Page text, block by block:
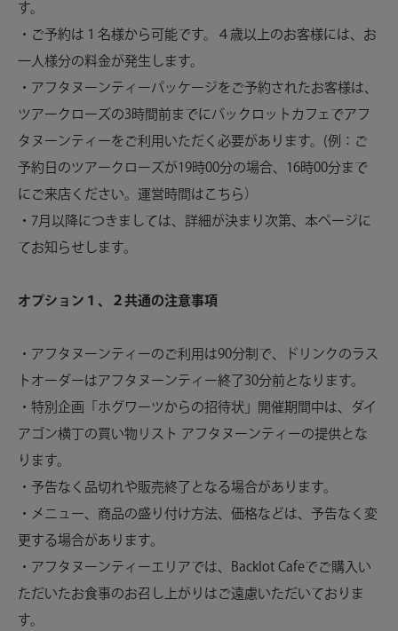
す。
・ご予約は１名様から可能です。４歳以上のお客様には、お
一人様分の料金が発生します。
・アフタヌーンティーパッケージをご予約されたお客様は、
ツアークローズの3時間前までにバックロットカフェでアフ
タヌーンティーをご利用いただく必要があります。(例：ご
予約日のツアークローズが19時00分の場合、16時00分まで
にご来店ください。運営時間はこちら）
・ 7月以降につきましては、詳細が決まり次第、本ページに
てお知らせします。
オプション１、２共通の注意事項
・アフタヌーンティーのご利用は90分制で、ドリンクのラス
トオーダーはアフタヌーンティー終了30分前となります。
・特別企画「ホグワーツからの招待状」開催期間中は、ダイ
アゴン横丁の買い物リスト アフタヌーンティーの提供とな
ります。
・予告なく品切れや販売終了となる場合があります。
・メニュー、商品の盛り付け方法、価格などは、予告なく変
更する場合があります。
・アフタヌーンティーエリアでは、Backlot Cafeでご購入い
ただいたお食事のお召し上がりはご遠慮いただいておりま
す。